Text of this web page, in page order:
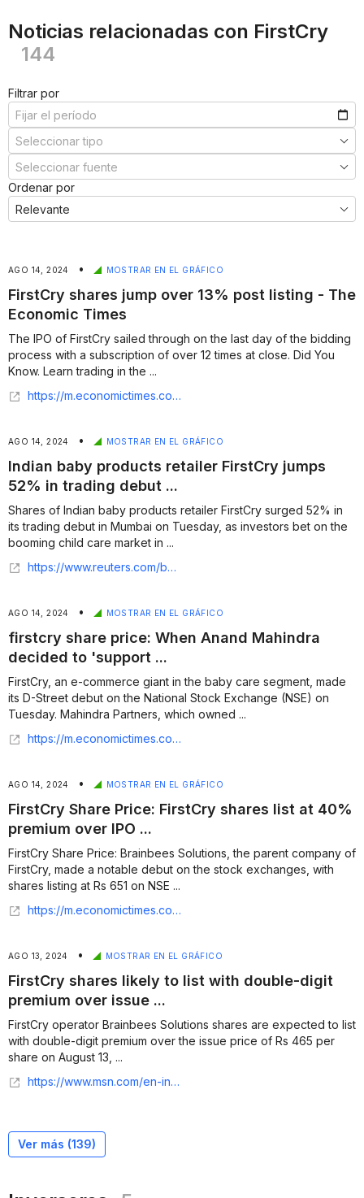
Noticias relacionadas con FirstCry
144
Filtrar por
Ordenar por
AGO 14, 2024 • MOSTRAR EN EL GRÁFICO
FirstCry shares jump over 13% post listing - The
Economic Times
The IPO of FirstCry sailed through on the last day of the bidding
process with a subscription of over 12 times at close. Did You
Know. Learn trading in the ...
https://m.economictimes.com/markets/stocks/news/firstcry-shares-jump-over-13-post-listing/articleshow/112493403.cms
AGO 14, 2024 • MOSTRAR EN EL GRÁFICO
Indian baby products retailer FirstCry jumps
52% in trading debut ...
Shares of Indian baby products retailer FirstCry surged 52% in
its trading debut in Mumbai on Tuesday, as investors bet on the
booming child care market in ...
https://www.reuters.com/business/retail-consumer/indian-baby-products-retailer-firstcry-jumps-40-debut-trade-2024-08-13/
AGO 14, 2024 • MOSTRAR EN EL GRÁFICO
firstcry share price: When Anand Mahindra
decided to 'support ...
FirstCry, an e-commerce giant in the baby care segment, made
its D-Street debut on the National Stock Exchange (NSE) on
Tuesday. Mahindra Partners, which owned ...
https://m.economictimes.com/news/company/corporate-trends/anand-mahindra-firstcry-share-price-mahindra-group-stake-baby-care-startup-nse-supam-maheshwari/articleshow/112497576.cms
AGO 14, 2024 • MOSTRAR EN EL GRÁFICO
FirstCry Share Price: FirstCry shares list at 40%
premium over IPO ...
FirstCry Share Price: Brainbees Solutions, the parent company of
FirstCry, made a notable debut on the stock exchanges, with
shares listing at Rs 651 on NSE ...
https://m.economictimes.com/markets/stocks/news/firstcry-shares-lists-at-40-premium-over-ipo-price/articleshow/112483536.cms
AGO 13, 2024 • MOSTRAR EN EL GRÁFICO
FirstCry shares likely to list with double-digit
premium over issue ...
FirstCry operator Brainbees Solutions shares are expected to list
with double-digit premium over the issue price of Rs 465 per
share on August 13, ...
https://www.msn.com/en-in/money/markets/firstcry-shares-likely-to-list-with-double-digit-premium-over-issue-price-on-august-13/ar-AA1oEJZz
Ver más (139)